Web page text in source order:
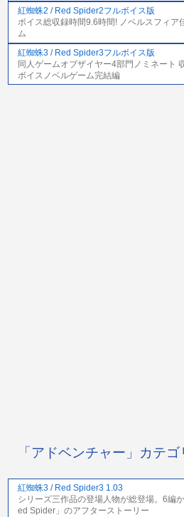
紅蜘蛛2 / Red Spider2フルボイス版
ボイス総収録時間9.6時間! ノベルスフィア
ム
紅蜘蛛3 / Red Spider3フルボイス版
同人ゲームオブザイヤー4部門ノミネート
ボイスノベルゲーム完結編
「アドベンチャー」カテ
紅蜘蛛3 / Red Spider3 1.03
シリーズ三作品の登場人物が総登場。6編
ed Spider」のアフターストーリー